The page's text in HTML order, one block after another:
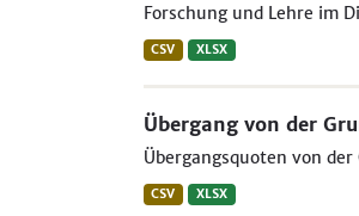
Forschung und Lehre im
CSV XLSX
Übergang von der
Übergangsquoten von
CSV XLSX